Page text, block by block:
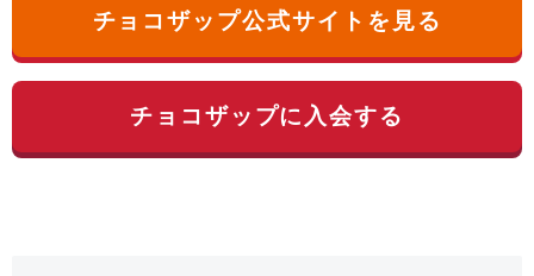
チョコザップ公式サイトを見る
チョコザップに入会する